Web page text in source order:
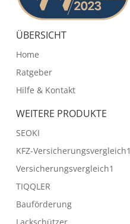
ÜBERSICHT
Home
Ratgeber
Hilfe & Kontakt
WEITERE PRODUKTE
SEOKI
KFZ-Versicherungsvergleich1
Versicherungsvergleich1
TIQQLER
Bauförderung